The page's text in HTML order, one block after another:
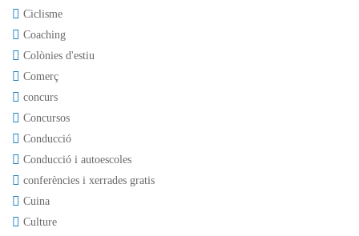
Ciclisme
Coaching
Colònies d'estiu
Comerç
concurs
Concursos
Conducció
Conducció i autoescoles
conferències i xerrades gratis
Cuina
Culture